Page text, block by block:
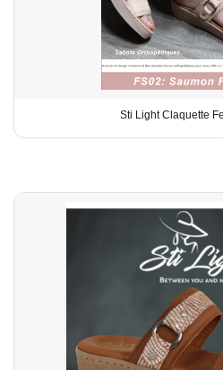
Sti Light Claquette